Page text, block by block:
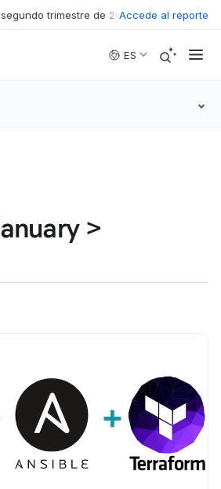
trimestre de 2026 • The Forrester
Accede al reporte
ES
>